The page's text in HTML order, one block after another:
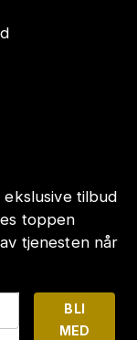
tilbud
toppen
tjenesten når
BLI
MED